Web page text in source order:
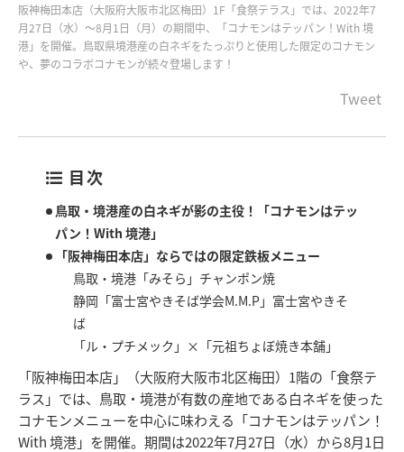
阪神梅田本店（大阪府大阪市北区梅田）1F「食祭テラス」では、2022年7
月27日（水）〜8月1日（月）の期間中、「コナモンはテッパン！With 境
港」を開催。鳥取県境港産の白ネギをたっぷりと使用した限定のコナモン
や、夢のコラボコナモンが続々登場します！
Tweet
目次
鳥取・境港産の白ネギが影の主役！「コナモンはテッ
パン！With 境港」
「阪神梅田本店」ならではの限定鉄板メニュー
鳥取・境港「みそら」チャンポン焼
静岡「富士宮やきそば学会M.M.P」富士宮やきそ
ば
「ル・プチメック」×「元祖ちょぼ焼き本舗」
「阪神梅田本店」（大阪府大阪市北区梅田）1階の「食祭テ
ラス」では、鳥取・境港が有数の産地である白ネギを使った
コナモンメニューを中心に味わえる「コナモンはテッパン！
With 境港」を開催。期間は2022年7月27日（水）から8月1日